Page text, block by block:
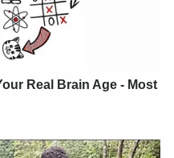
Real Brain Age - Most